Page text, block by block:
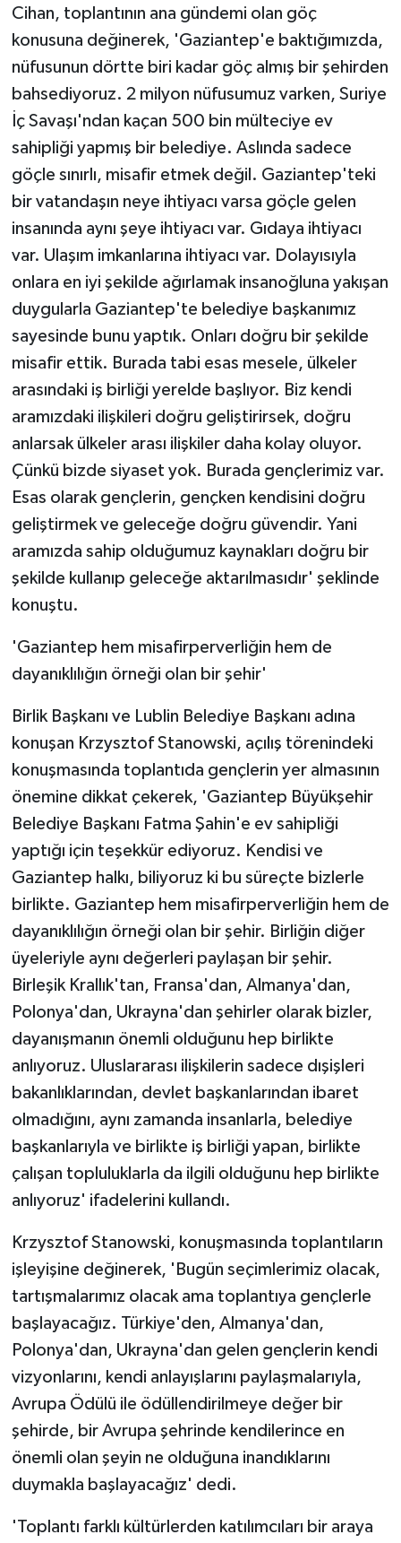
Cihan, toplantının ana gündemi olan göç
konusuna değinerek, 'Gaziantep'e baktığımızda,
nüfusunun dörtte biri kadar göç almış bir şehirden
bahsediyoruz. 2 milyon nüfusumuz varken, Suriye
İç Savaşı'ndan kaçan 500 bin mülteciye ev
sahipliği yapmış bir belediye. Aslında sadece
göçle sınırlı, misafir etmek değil. Gaziantep'teki
bir vatandaşın neye ihtiyacı varsa göçle gelen
insanında aynı şeye ihtiyacı var. Gıdaya ihtiyacı
var. Ulaşım imkanlarına ihtiyacı var. Dolayısıyla
onlara en iyi şekilde ağırlamak insanoğluna yakışan
duygularla Gaziantep'te belediye başkanımız
sayesinde bunu yaptık. Onları doğru bir şekilde
misafir ettik. Burada tabi esas mesele, ülkeler
arasındaki iş birliği yerelde başlıyor. Biz kendi
aramızdaki ilişkileri doğru geliştirirsek, doğru
anlarsak ülkeler arası ilişkiler daha kolay oluyor.
Çünkü bizde siyaset yok. Burada gençlerimiz var.
Esas olarak gençlerin, gençken kendisini doğru
geliştirmek ve geleceğe doğru güvendir. Yani
aramızda sahip olduğumuz kaynakları doğru bir
şekilde kullanıp geleceğe aktarılmasıdır' şeklinde
konuştu.
'Gaziantep hem misafirperverliğin hem de
dayanıklılığın örneği olan bir şehir'
Birlik Başkanı ve Lublin Belediye Başkanı adına
konuşan Krzysztof Stanowski, açılış törenindeki
konuşmasında toplantıda gençlerin yer almasının
önemine dikkat çekerek, 'Gaziantep Büyükşehir
Belediye Başkanı Fatma Şahin'e ev sahipliği
yaptığı için teşekkür ediyoruz. Kendisi ve
Gaziantep halkı, biliyoruz ki bu süreçte bizlerle
birlikte. Gaziantep hem misafirperverliğin hem de
dayanıklılığın örneği olan bir şehir. Birliğin diğer
üyeleriyle aynı değerleri paylaşan bir şehir.
Birleşik Krallık'tan, Fransa'dan, Almanya'dan,
Polonya'dan, Ukrayna'dan şehirler olarak bizler,
dayanışmanın önemli olduğunu hep birlikte
anlıyoruz. Uluslararası ilişkilerin sadece dışişleri
bakanlıklarından, devlet başkanlarından ibaret
olmadığını, aynı zamanda insanlarla, belediye
başkanlarıyla ve birlikte iş birliği yapan, birlikte
çalışan topluluklarla da ilgili olduğunu hep birlikte
anlıyoruz' ifadelerini kullandı.
Krzysztof Stanowski, konuşmasında toplantıların
işleyişine değinerek, 'Bugün seçimlerimiz olacak,
tartışmalarımız olacak ama toplantıya gençlerle
başlayacağız. Türkiye'den, Almanya'dan,
Polonya'dan, Ukrayna'dan gelen gençlerin kendi
vizyonlarını, kendi anlayışlarını paylaşmalarıyla,
Avrupa Ödülü ile ödüllendirilmeye değer bir
şehirde, bir Avrupa şehrinde kendilerince en
önemli olan şeyin ne olduğuna inandıklarını
duymakla başlayacağız' dedi.
'Toplantı farklı kültürlerden katılımcıları bir araya